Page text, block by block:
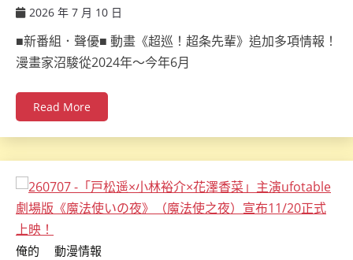
2026 年 7 月 10 日
■新番組．聲優■ 動畫《超巡！超条先輩》追加多項情報！
漫畫家沼駿從2024年～今年6月
Read More
俺的 動漫情報